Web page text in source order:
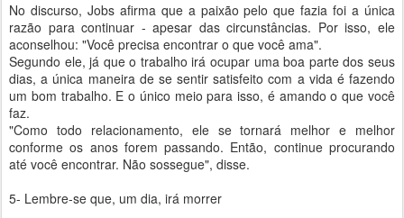
No discurso, Jobs afirma que a paixão pelo que fazia foi a única
razão para continuar - apesar das circunstâncias. Por isso, ele
aconselhou: "Você precisa encontrar o que você ama".
Segundo ele, já que o trabalho irá ocupar uma boa parte dos seus
dias, a única maneira de se sentir satisfeito com a vida é fazendo
um bom trabalho. E o único meio para isso, é amando o que você
faz.
"Como todo relacionamento, ele se tornará melhor e melhor
conforme os anos forem passando. Então, continue procurando
até você encontrar. Não sossegue", disse.
5- Lembre-se que, um dia, irá morrer